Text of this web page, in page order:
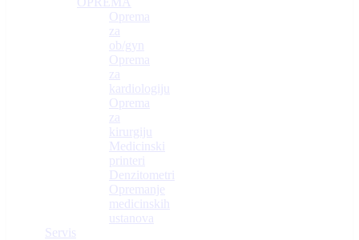
Oprema
za
ob/gyn
Oprema
za
kardiologiju
Oprema
za
kirurgiju
Medicinski
printeri
Denzitometri
Opremanje
medicinskih
ustanova
Servis